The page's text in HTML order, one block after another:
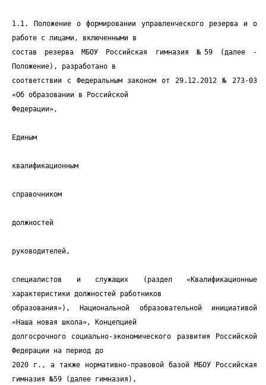
1.1. Положение о формировании управленческого резерва и о
работе с лицами, включенными в
состав резерва МБОУ Российская гимназия №59 (далее -
Положение), разработано в
соответствии с Федеральным законом от 29.12.2012 № 273-03
«Об образовании в Российской
Федерации»,
Единым
квалификационным
справочником
должностей
руководителей,
специалистов и служащих (раздел «Квалификационные
характеристики должностей работников
образования»), Национальной образовательной инициативой
«Наша новая школа», Концепцией
долгосрочного социально-экономического развития Российской
Федерации на период до
2020 г., а также нормативно-правовой базой МБОУ Российская
гимназия №59 (далее гимназия),